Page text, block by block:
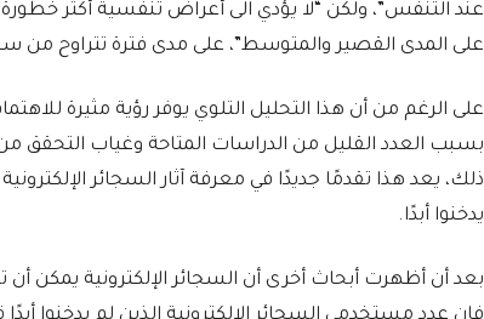
عند التنفس”، ولكن “لا يؤدي الى أعراض تنفسية أكثر خطورة
على المدى القصير والمتوسط”، على مدى فترة تتراوح
على الرغم من أن هذا التحليل التلوي يوفر رؤية مثيرة
بسبب العدد القليل من الدراسات المتاحة وغياب التحقق
ذلك، يعد هذا تقدمًا جديدًا في معرفة آثار السجائر
يدخنوا أبدًا.
بعد أن أظهرت أبحاث أخرى أن السجائر الإلكترونية يمكن أن